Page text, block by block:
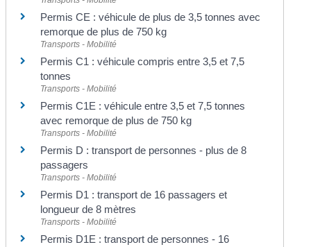
Permis CE : véhicule de plus de 3,5 tonnes avec
remorque de plus de 750 kg
Transports - Mobilité
Permis C1 : véhicule compris entre 3,5 et 7,5
tonnes
Transports - Mobilité
Permis C1E : véhicule entre 3,5 et 7,5 tonnes
avec remorque de plus de 750 kg
Transports - Mobilité
Permis D : transport de personnes - plus de 8
passagers
Transports - Mobilité
Permis D1 : transport de 16 passagers et
longueur de 8 mètres
Transports - Mobilité
Permis D1E : transport de personnes - 16